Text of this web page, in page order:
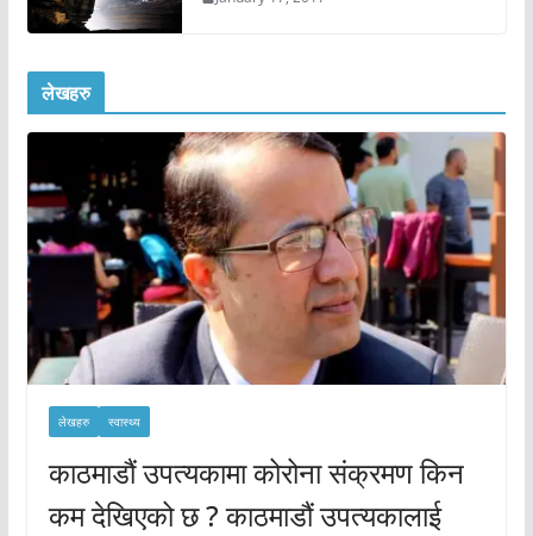
लेखहरु
लेखहरु स्वास्थ्य
काठमाडौं उपत्यकामा कोरोना संक्रमण किन
कम देखिएको छ ? काठमाडौं उपत्यकालाई